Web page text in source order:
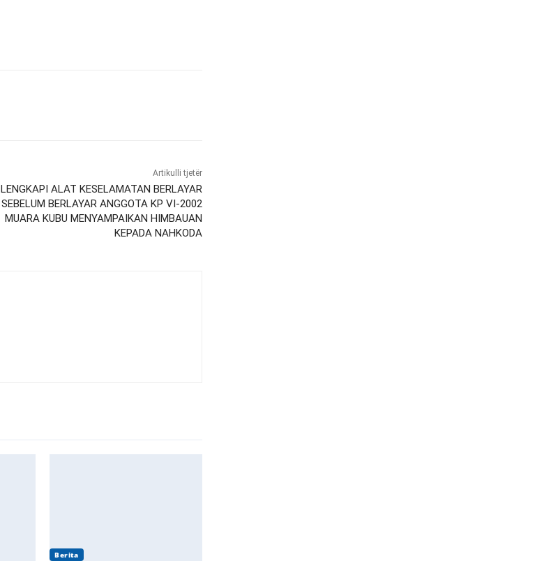
Artikulli tjetër
LENGKAPI ALAT KESELAMATAN BERLAYAR
SEBELUM BERLAYAR ANGGOTA KP VI-2002
MUARA KUBU MENYAMPAIKAN HIMBAUAN
KEPADA NAHKODA‎
Berita